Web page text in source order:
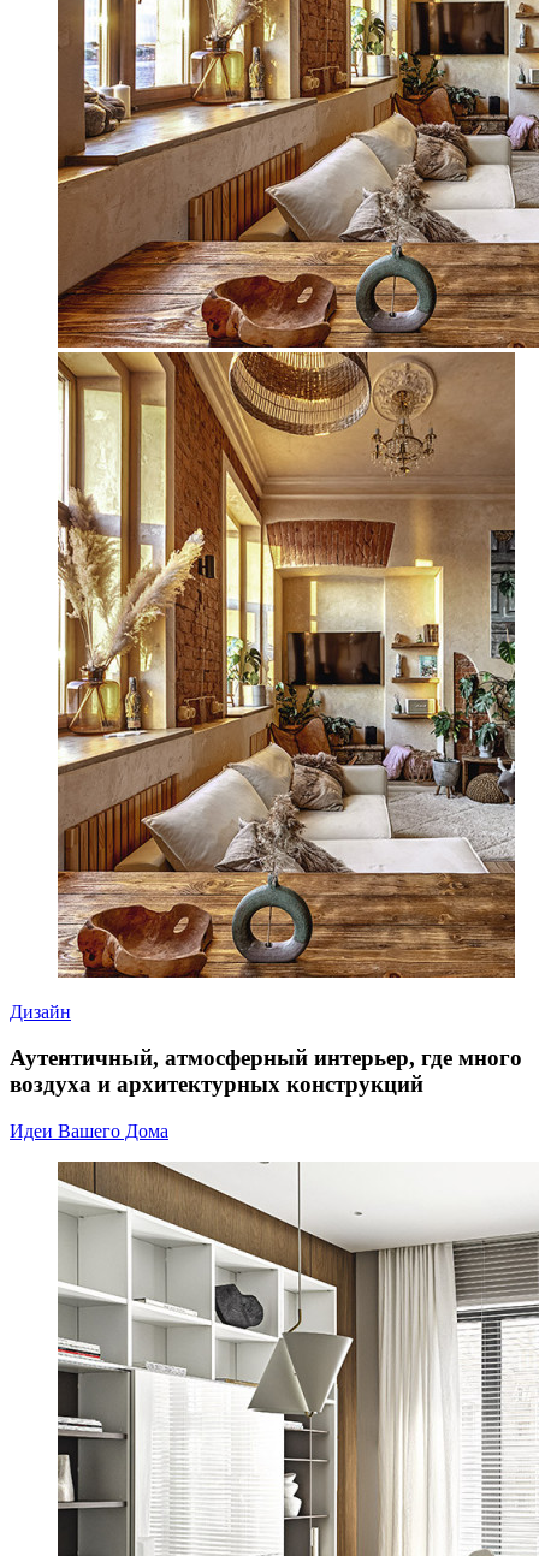
Дизайн
Аутентичный, атмосферный интерьер, где много
воздуха и архитектурных конструкций
Идеи Вашего Дома